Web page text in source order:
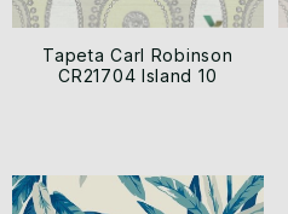
Tapeta Carl Robinson
CR21704 Island 10